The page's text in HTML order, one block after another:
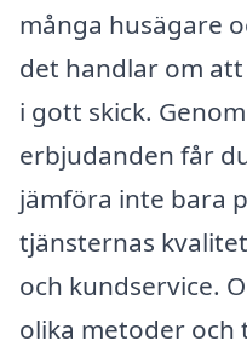
många husägare
det handlar om
i gott skick.
erbjudanden får
jämföra inte bara
tjänsternas
och kundservice.
olika metoder och